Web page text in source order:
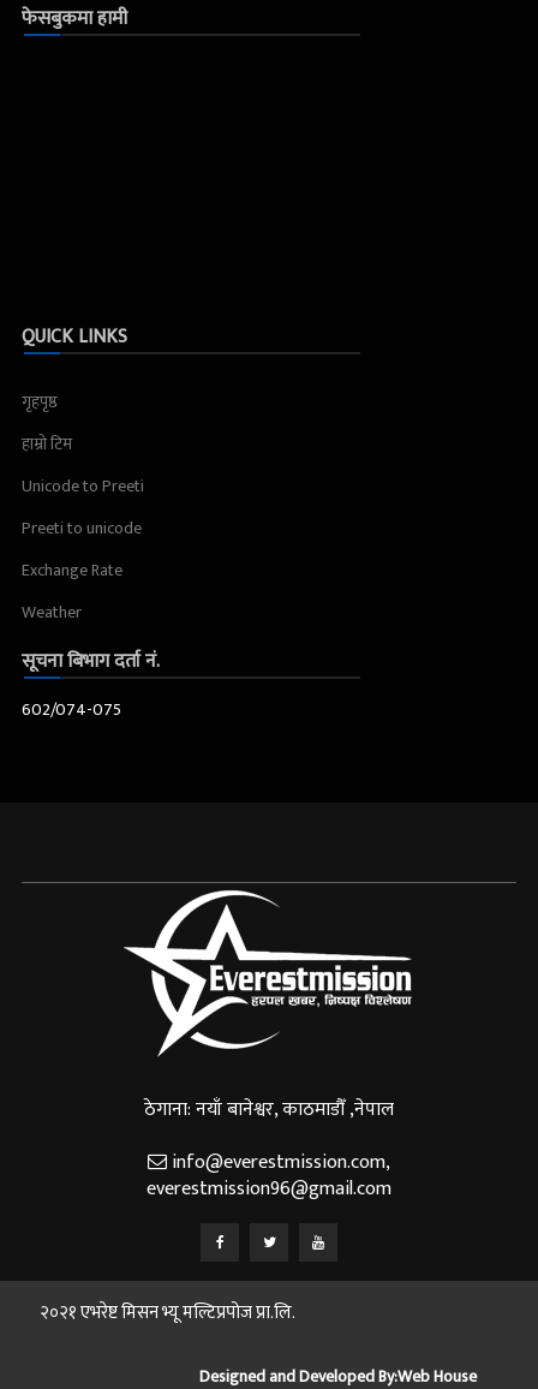
फेसबुकमा हामी
QUICK LINKS
गृहपृष्ठ
हाम्रो टिम
Unicode to Preeti
Preeti to unicode
Exchange Rate
Weather
सूचना बिभाग दर्ता नं.
602/074-075
ठेगाना: नयाँ बानेश्वर, काठमाडौँ ,नेपाल
info@everestmission.com,
everestmission96@gmail.com
२०२१ एभरेष्ट मिसन भ्यू मल्टिप्रपोज प्रा.लि.
Designed and Developed By:Web House